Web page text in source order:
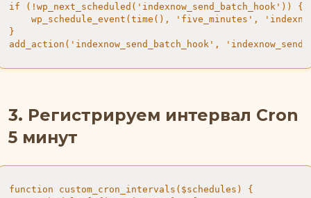
if (!wp_next_scheduled('indexnow_send_batch_hook')) {
wp_schedule_event(time(), 'five_minutes',
}
add_action('indexnow_send_batch_hook',
3. Регистрируем интервал Cron
5 минут
function custom_cron_intervals($schedules) {